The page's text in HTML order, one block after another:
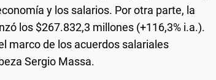
y los salarios. Por otra parte, la
los $267.832,3 millones (+116,3% i.a.).
marco de los acuerdos salariales
Sergio Massa.